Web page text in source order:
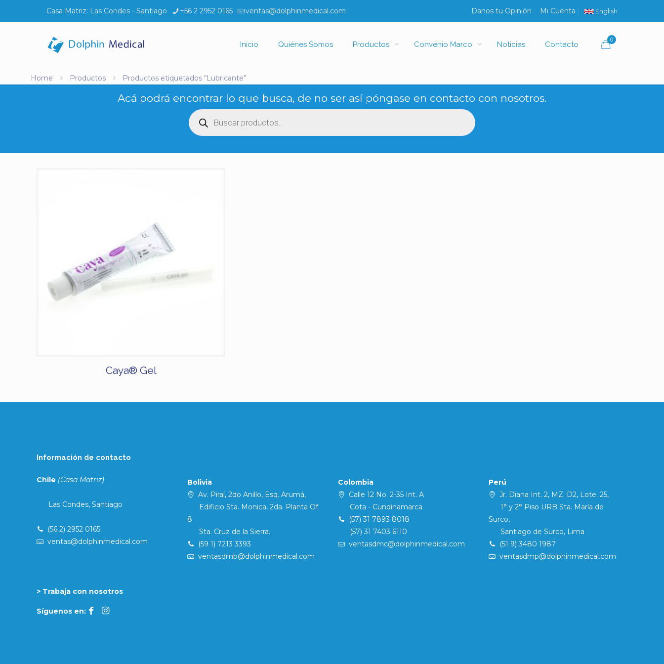
Casa Matriz: Las Condes - Santiago +56 2 2952 0165 ventas@dolphinmedical.com Danos tu Opinión Mi Cuenta English
Inicio Quiénes Somos Productos Convenio Marco Noticias Contacto
0
Home Productos Productos etiquetados “Lubricante”
Acá podrá encontrar lo que busca, de no ser así póngase en contacto con nosotros.
Búsqueda
de
productos
Caya® Gel
Información de contacto
Chile (Casa Matriz)
Las Condes, Santiago
(56 2) 2952 0165
ventas@dolphinmedical.com
> Trabaja con nosotros
Síguenos en:
Bolivia
Av. Piraí, 2do Anillo, Esq. Arumá,
Edificio Sta. Monica, 2da. Planta Of.
8
Sta. Cruz de la Sierra.
(59 1) 7213 3393
ventasdmb@dolphinmedical.com
Colombia
Calle 12 No. 2-35 Int. A
Cota - Cundinamarca
(57) 31 7893 8018
(57) 31 7403 6110
ventasdmc@dolphinmedical.com
Perú
Jr. Diana Int. 2, MZ. D2, Lote. 25,
1° y 2° Piso URB Sta. María de
Surco,
Santiago de Surco, Lima
(51 9) 3480 1987
ventasdmp@dolphinmedical.com